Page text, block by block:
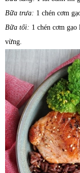
Bữa trưa: 1 chén cơm
Bữa tối: 1 chén cơm
vừng.